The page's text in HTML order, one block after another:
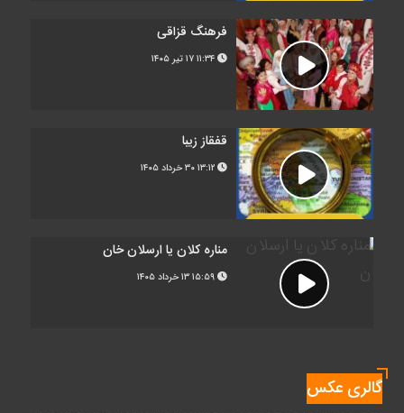
فرهنگ قزاقی
۱۷ تیر ۱۴۰۵
قفقاز زیبا
۳۰ خرداد ۱۴۰۵
مناره کلان یا ارسلان خان
۱۳ خرداد ۱۴۰۵
گالری عکس